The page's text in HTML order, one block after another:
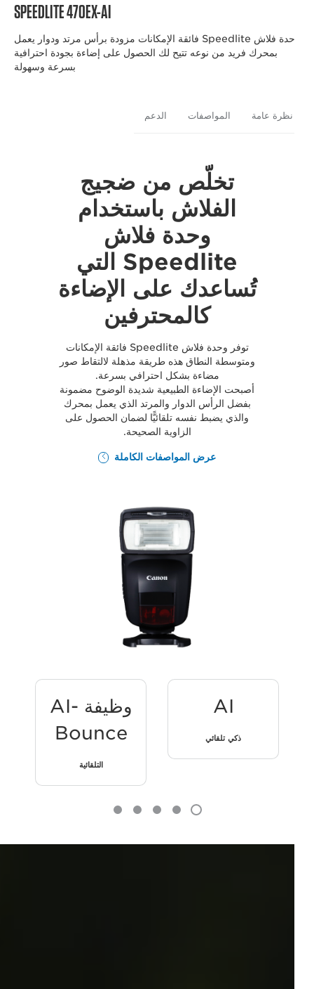
SPEEDLITE 470EX-AI
وحدة فلاش Speedlite فائقة الإمكانات مزودة برأس مرتد ودوار يعمل
بمحرك فريد من نوعه تتيح لك الحصول على إضاءة بجودة احترافية
بسرعة وسهولة
نظرة عامة المواصفات
تخلّص من ضجيج
الفلاش باستخدام
وحدة فلاش
Speedlite التي
تُساعدك على الإضاءة
كالمحترفين
توفر وحدة فلاش Speedlite فائقة الإمكانات
ومتوسطة النطاق هذه طريقة مذهلة لالتقاط صور
مضاءة بشكل احترافي بسرعة.
أصبحت الإضاءة الطبيعية شديدة الوضوح مضمونة
بفضل الرأس الدوار والمرتد الذي يعمل بمحرك
والذي يضبط نفسه تلقائيًّا لضمان الحصول على
الزاوية الصحيحة.
عرض المواصفات الكاملة
AI
ذكي تلقائي
وظيفة AI-
Bounce
التلقائية